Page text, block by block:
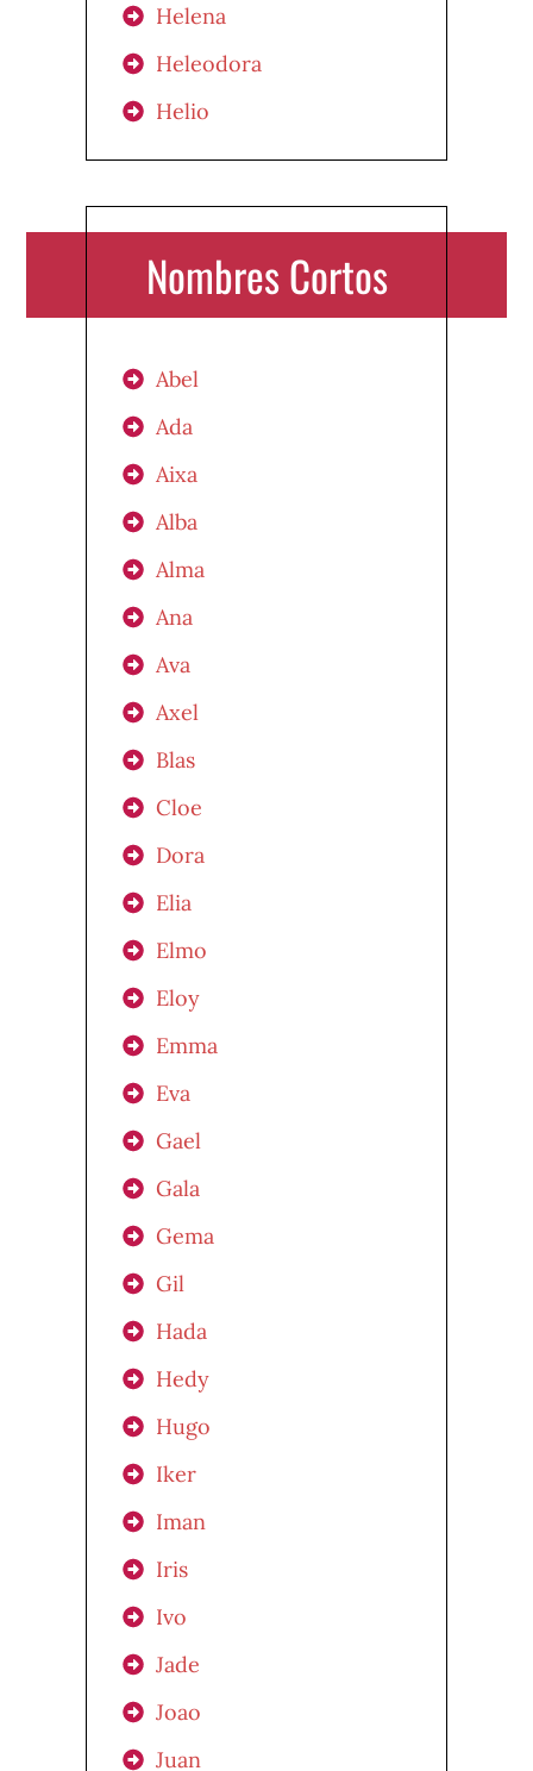
Helena
Heleodora
Helio
Nombres Cortos
Abel
Ada
Aixa
Alba
Alma
Ana
Ava
Axel
Blas
Cloe
Dora
Elia
Elmo
Eloy
Emma
Eva
Gael
Gala
Gema
Gil
Hada
Hedy
Hugo
Iker
Iman
Iris
Ivo
Jade
Joao
Juan